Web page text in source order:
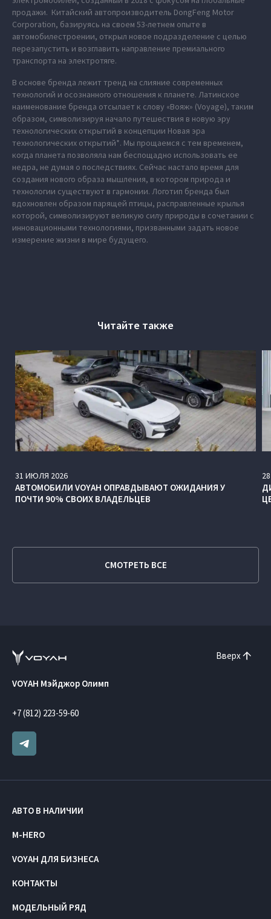
продажи. Китайский автопроизводитель DongFeng Motor
Corporation, базируясь на своем 53-летнем опыте в
автомобилестроении, открыл новое подразделение с целью
перезапустить и возглавить направление премиального
транспорта на электротяге.
В основе бренда лежит тренд на слияние современных
технологий и осознанного отношения к планете. Латинское
наименование бренда отсылает к слову «Вояж» (Voyage), таким
образом, символизируя начало путешествия в новую эру
технологических открытий в концепции Новая эра
технологических открытий*. Мы прощаемся с тем временем,
когда планета позволяла нам беспощадно использовать ее
недра, не думая о последствиях. Сейчас настало время для
создания нового образа мышления, в котором природа и
технологии существуют в гармонии. Логотип бренда был
вдохновлен образом парящей птицы, расправленные крылья
которой, символизируют великую силу природы в сочетании с
инновационными технологиями, призванными задать новое
измерение жизни в мире будущего.
Читайте также
31 ИЮЛЯ 2026
АВТОМОБИЛИ VOYAH ОПРАВДЫВАЮТ ОЖИДАНИЯ У
ПОЧТИ 90% СВОИХ ВЛАДЕЛЬЦЕВ
28
СМОТРЕТЬ ВСЕ
Вверх
VOYAH Мэйджор Олимп
+7 (812) 223-59-60
АВТО В НАЛИЧИИ
M-HERO
VOYAH ДЛЯ БИЗНЕСА
КОНТАКТЫ
МОДЕЛЬНЫЙ РЯД